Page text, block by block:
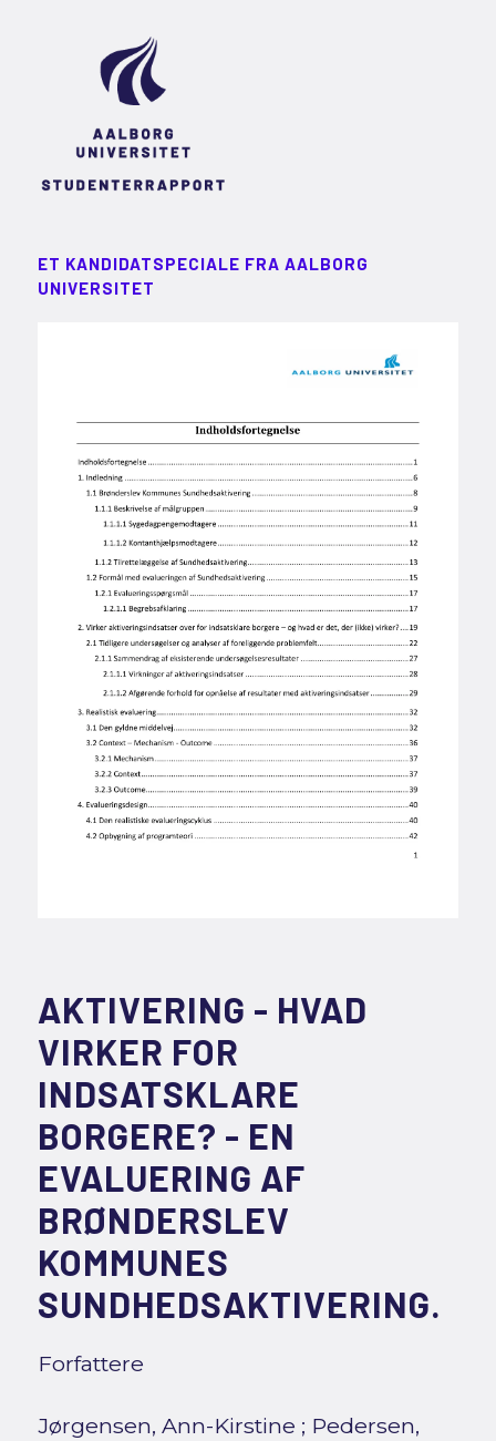
ET KANDIDATSPECIALE FRA AALBORG
UNIVERSITET
AKTIVERING - HVAD
VIRKER FOR
INDSATSKLARE
BORGERE? - EN
EVALUERING AF
BRØNDERSLEV
KOMMUNES
SUNDHEDSAKTIVERING.
Forfattere
Jørgensen, Ann-Kirstine ; Pedersen,